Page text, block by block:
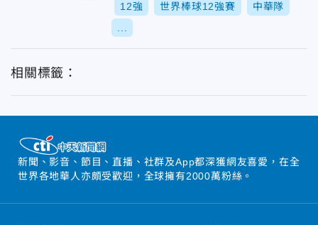
12強 世界棒球12強賽 中華隊
相關標籤：
新聞、影音、節目、直播、社群及App都深獲網友喜愛，在全
世界各地華人亦頗受歡迎，全球擁有2000萬粉絲。